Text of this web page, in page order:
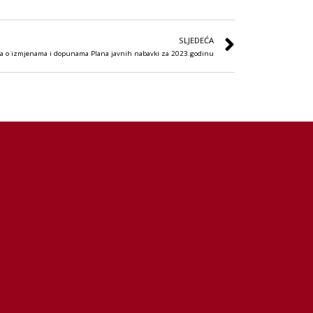
SLJEDEĆA
o izmjenama i dopunama Plana javnih nabavki za 2023.godinu